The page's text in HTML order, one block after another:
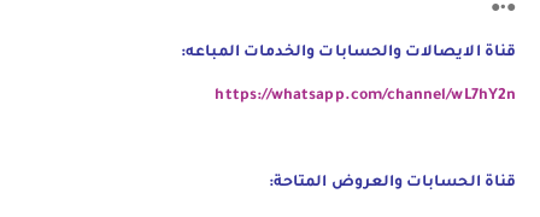
●•●
قناة الايصالات والحسابات والخدمات المباعه:
https://whatsapp.com/channel/wL7hY2n
قناة الحسابات والعروض المتاحة: